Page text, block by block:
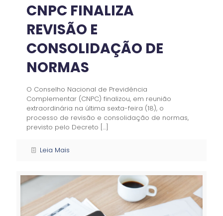
CNPC FINALIZA
REVISÃO E
CONSOLIDAÇÃO DE
NORMAS
O Conselho Nacional de Previdência
Complementar (CNPC) finalizou, em reunião
extraordinária na última sexta-feira (18), o
processo de revisão e consolidação de normas,
previsto pelo Decreto […]
Leia Mais